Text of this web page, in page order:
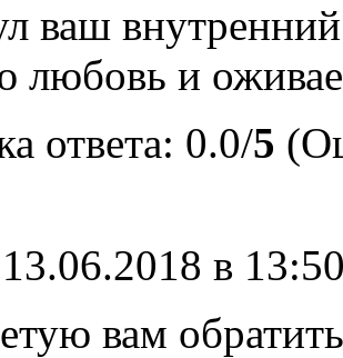
ваш
любовь и
ответа: 0.0/5
13.06.2018 в
вам